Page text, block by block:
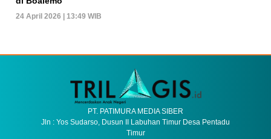
24 April 2026 | 13:49 WIB
PT. PATIMURA MEDIA SIBER
Jln : Yos Sudarso, Dusun II Labuhan Timur Desa Pentadu
Timur